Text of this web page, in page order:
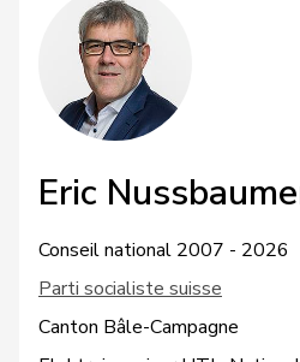
Eric
Conseil national 2007 - 2026
Parti socialiste suisse
Canton Bâle-Campagne